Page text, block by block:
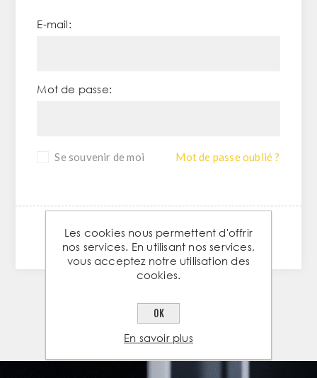
E-mail:
Mot de passe:
Se souvenir de moi Mot de passe oublié ?
CONNEXION
Les cookies nous permettent d'offrir
nos services. En utilisant nos services,
vous acceptez notre utilisation des
cookies.
OK
En savoir plus